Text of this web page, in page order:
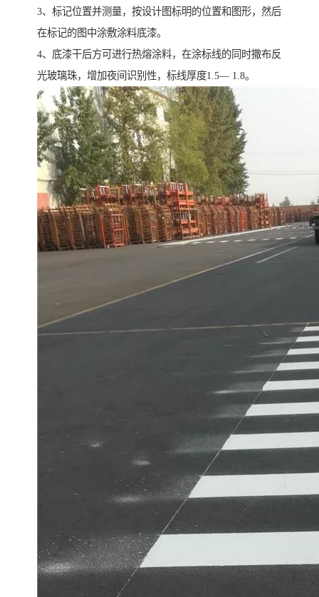
3、标记位置并测量，按设计图标明的位置和图形，然后
在标记的图中涂敷涂料底漆。
4、底漆干后方可进行热熔涂料，在涂标线的同时撒布反
光玻璃珠，增加夜间识别性，标线厚度1.5— 1.8。